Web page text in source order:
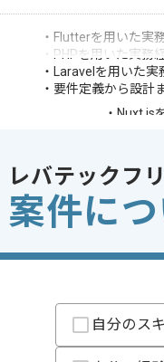
・Flutterを用いた実
・PHPを用いた実務
・Laravelを用いた実
・要件定義から設計
・Nuxt.js
※上記に似た経験やス
術 フレームワーク
ト 業務内容
レバテックフ
案件に
自分のス